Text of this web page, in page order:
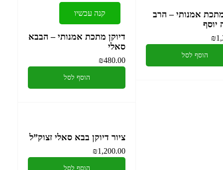
קנה עכשיו
דיוקן מתכת אמנותי – הבבא
סאלי
₪480.00
הוסף לסל
מתכת אמנותי – הרב
יוסף
₪
הוסף לסל
ציור דיוקן בבא סאלי זצוק”ל
₪1,200.00
הוסף לסל